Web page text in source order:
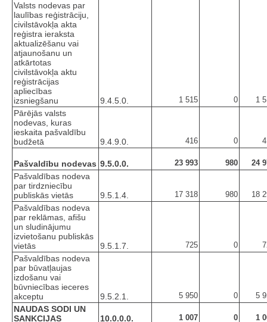
Valsts nodevas par
laulības reģistrāciju,
civilstāvokļa akta
reģistra ieraksta
aktualizēšanu vai
atjaunošanu un
atkārtotas
civilstāvokļa aktu
reģistrācijas
apliecības
izsniegšanu
9.4.5.0. 1 515 0 1
Pārējās valsts
nodevas, kuras
ieskaita pašvaldību
budžetā
9.4.9.0. 416 0
Pašvaldību nodevas 9.5.0.0. 23 993 980 24
Pašvaldības nodeva
par tirdzniecību
publiskās vietās
9.5.1.4. 17 318 980 18
Pašvaldības nodeva
par reklāmas, afišu
un sludinājumu
izvietošanu publiskās
vietās
9.5.1.7. 725 0
Pašvaldības nodeva
par būvatļaujas
izdošanu vai
būvniecības ieceres
akceptu
9.5.2.1. 5 950 0 5
NAUDAS SODI UN
SANKCIJAS
10.0.0.0. 1 007 0 1